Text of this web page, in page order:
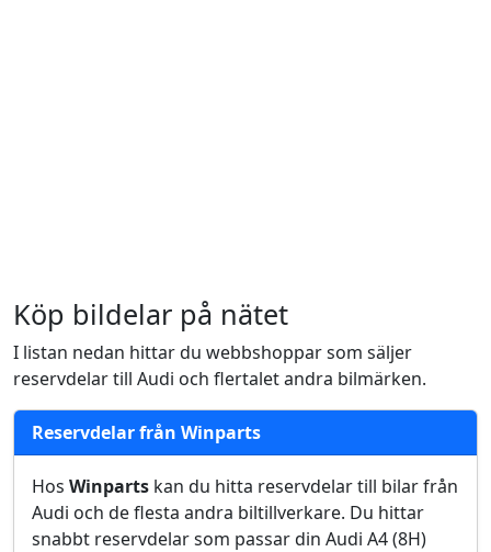
Köp bildelar på nätet
I listan nedan hittar du webbshoppar som säljer
reservdelar till Audi och flertalet andra bilmärken.
Reservdelar från Winparts
Hos Winparts kan du hitta reservdelar till bilar från
Audi och de flesta andra biltillverkare. Du hittar
snabbt reservdelar som passar din Audi A4 (8H)